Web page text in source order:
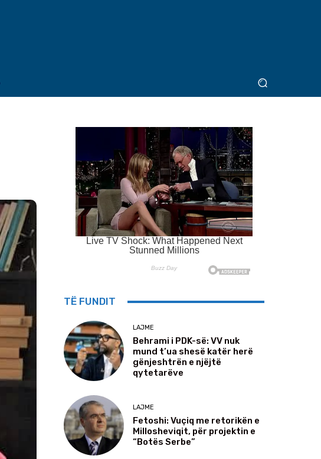
TË FUNDIT
LAJME
Behrami i PDK-së: VV nuk
mund t’ua shesë katër herë
gënjeshtrën e njëjtë
qytetarëve
LAJME
Fetoshi: Vuçiq me retorikën e
Millosheviqit, për projektin e
“Botës Serbe”